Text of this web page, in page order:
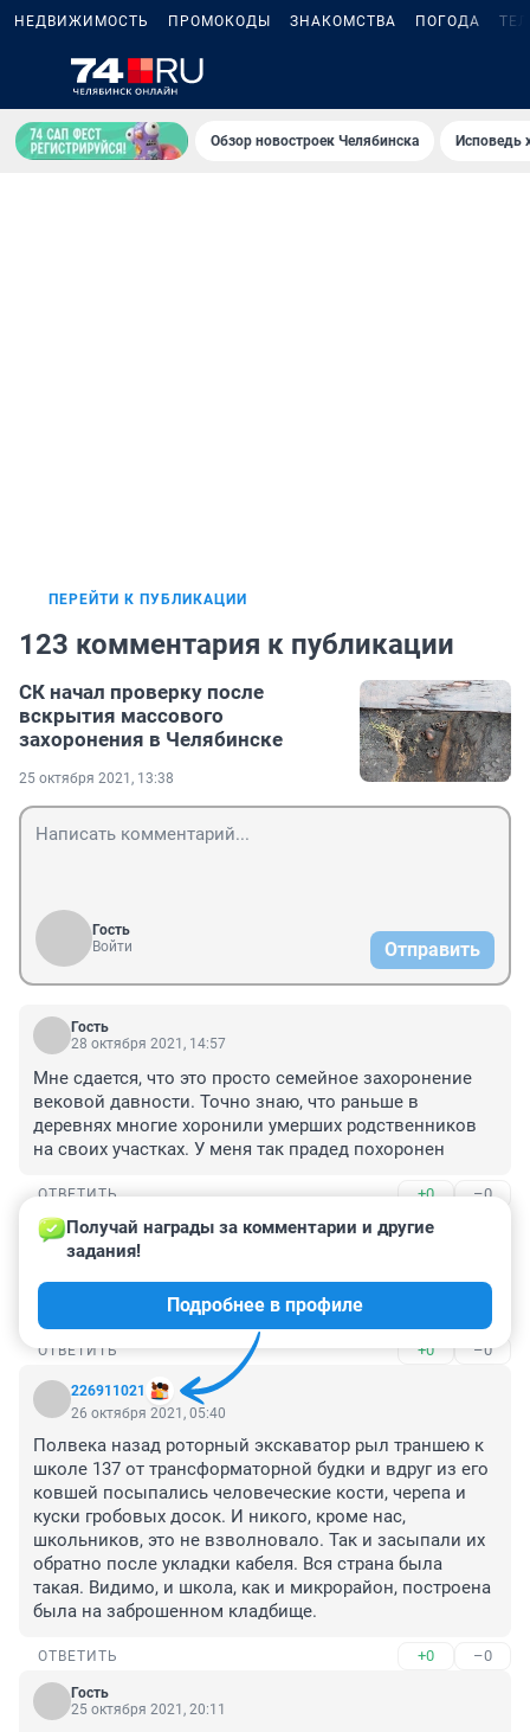
НЕДВИЖИМОСТЬ ПРОМОКОДЫ ЗНАКОМСТВА ПОГОДА
Обзор новостроек Челябинска Исповедь
ПЕРЕЙТИ К ПУБЛИКАЦИИ
123 комментария к публикации
СК начал проверку после
вскрытия массового
захоронения в Челябинске
25 октября 2021, 13:38
Гость
Войти
Отправить
Гость
28 октября 2021, 14:57
Мне сдается, что это просто семейное захоронение
вековой давности. Точно знаю, что раньше в
деревнях многие хоронили умерших родственников
на своих участках. У меня так прадед похоронен
ОТВЕТИТЬ +0 –0
Гость
26 октября 2021, 12:34
и главное найти виновных кто же их в 30 годах
растрелял и посадить
ОТВЕТИТЬ +0 –0
226911021
Получай награды за комментарии и другие
задания!
Подробнее в профиле
26 октября 2021, 05:40
Полвека назад роторный экскаватор рыл траншею к
школе 137 от трансформаторной будки и вдруг из его
ковшей посыпались человеческие кости, черепа и
куски гробовых досок. И никого, кроме нас,
школьников, это не взволновало. Так и засыпали их
обратно после укладки кабеля. Вся страна была
такая. Видимо, и школа, как и микрорайон, построена
была на заброшенном кладбище.
ОТВЕТИТЬ +0 –0
Гость
25 октября 2021, 20:11